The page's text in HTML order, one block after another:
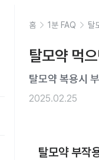
홈 1분 FAQ 탈
탈모약 먹
탈모약 복용시
2025.02.25
탈모약 부작